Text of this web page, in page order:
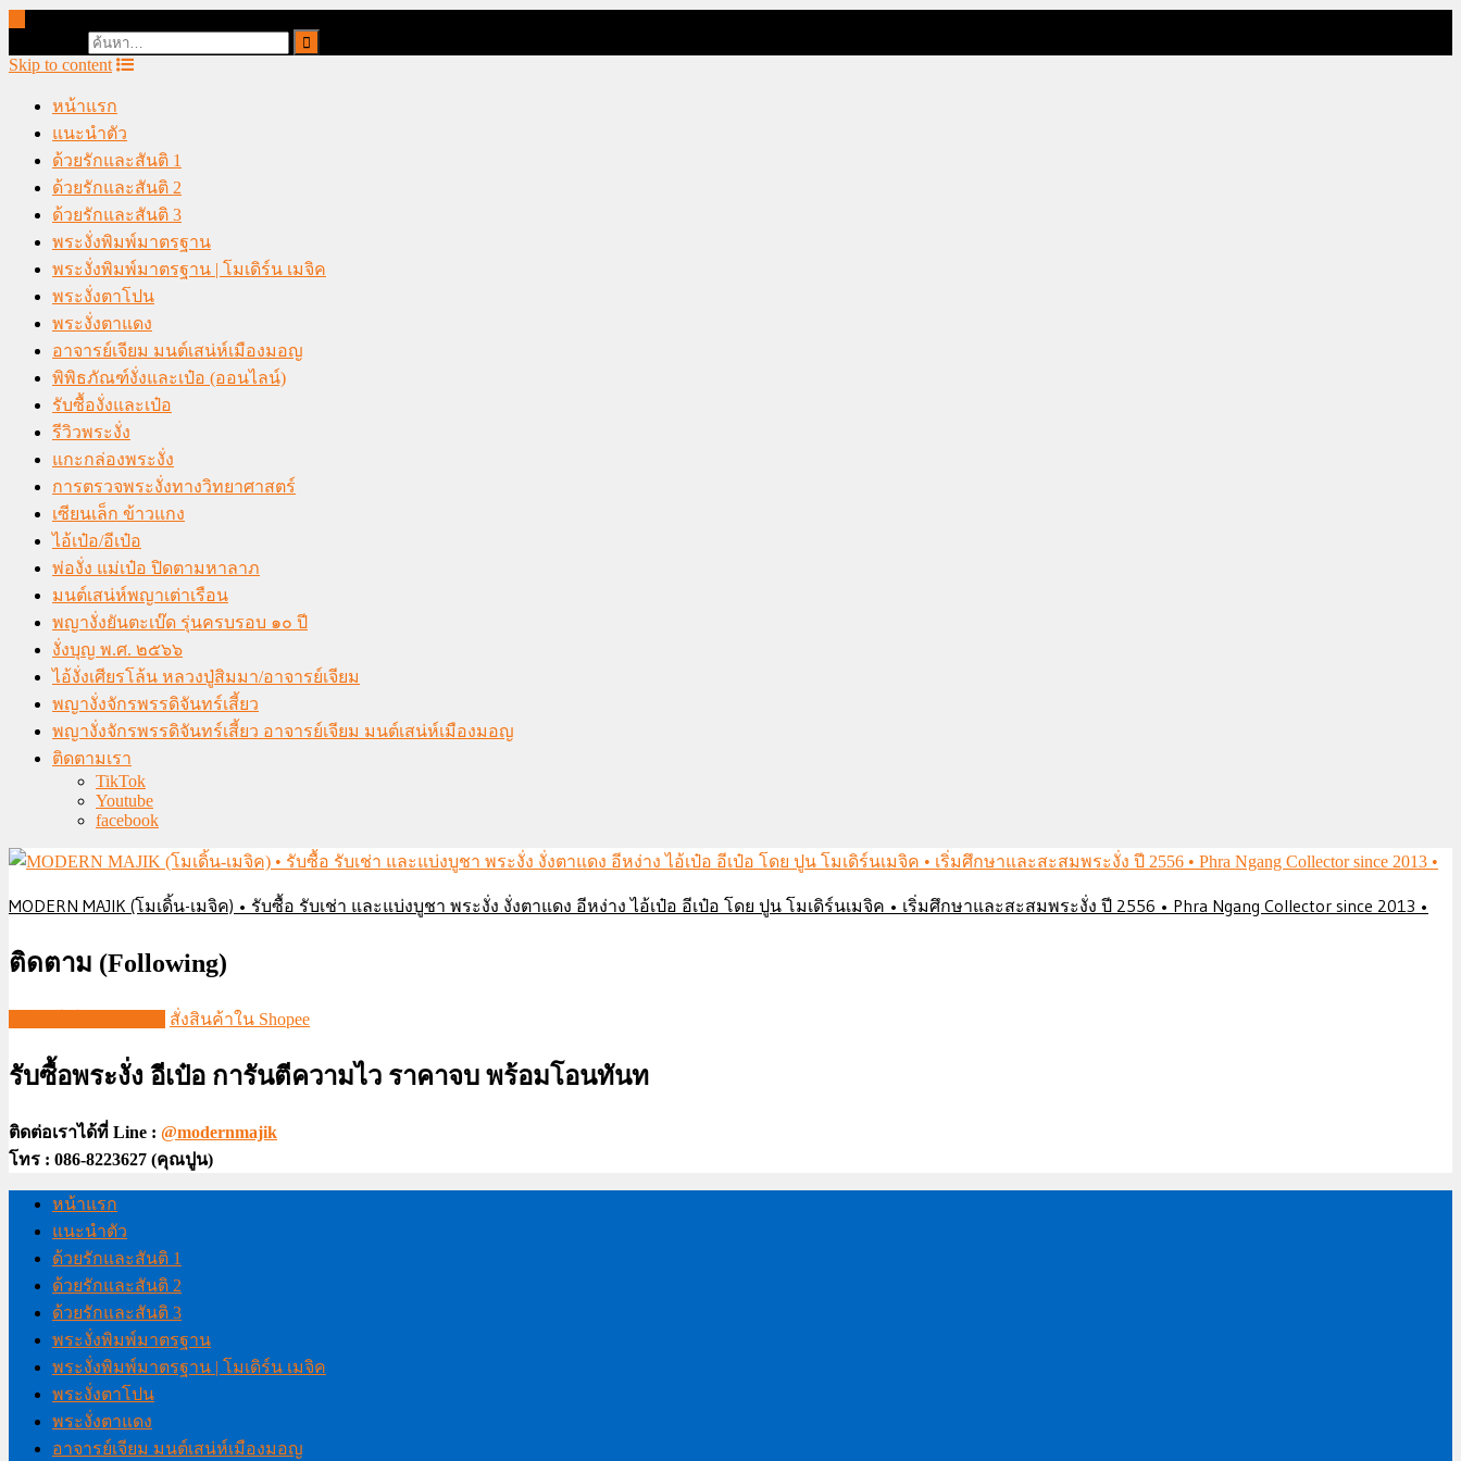
Skip to content
หน้าแรก
แนะนำตัว
ด้วยรักและสันติ 1
ด้วยรักและสันติ 2
ด้วยรักและสันติ 3
พระงั่งพิมพ์มาตรฐาน
พระงั่งพิมพ์มาตรฐาน | โมเดิร์น เมจิค
พระงั่งตาโปน
พระงั่งตาแดง
อาจารย์เจียม มนต์เสน่ห์เมืองมอญ
พิพิธภัณฑ์งั่งและเป๋อ (ออนไลน์)
รับซื้องั่งและเป๋อ
รีวิวพระงั่ง
แกะกล่องพระงั่ง
การตรวจพระงั่งทางวิทยาศาสตร์
เซียนเล็ก ข้าวแกง
ไอ้เป๋อ/อีเป๋อ
พ่องั่ง แม่เป๋อ ปิดตามหาลาภ
มนต์เสน่ห์พญาเต่าเรือน
พญางั่งยันตะเบ๊ด รุ่นครบรอบ ๑๐ ปี
งั่งบุญ พ.ศ. ๒๕๖๖
ไอ้งั่งเศียรโล้น หลวงปู่สิมมา/อาจารย์เจียม
พญางั่งจักรพรรดิจันทร์เสี้ยว
พญางั่งจักรพรรดิจันทร์เสี้ยว อาจารย์เจียม มนต์เสน่ห์เมืองมอญ
ติดตามเรา
TikTok
Youtube
facebook
MODERN MAJIK (โมเดิ้น-เมจิค) • รับซื้อ รับเช่า และแบ่งบูชา พระงั่ง งั่งตาแดง อีหง่าง ไอ้เป๋อ อีเป๋อ โดย ปูน โมเดิร์นเมจิค • เริ่มศึกษาและสะสมพระงั่ง ปี 2556 • Phra Ngang Collector since 2013 •
ติดตาม (Following)
สั่งสินค้าใน Shopee
รับซื้อพระงั่ง อีเป๋อ การันตีความไว ราคาจบ พร้อมโอนทันท
ติดต่อเราได้ที่ Line : @modernmajik
โทร : 086-8223627 (คุณปูน)
หน้าแรก
แนะนำตัว
ด้วยรักและสันติ 1
ด้วยรักและสันติ 2
ด้วยรักและสันติ 3
พระงั่งพิมพ์มาตรฐาน
พระงั่งพิมพ์มาตรฐาน | โมเดิร์น เมจิค
พระงั่งตาโปน
พระงั่งตาแดง
อาจารย์เจียม มนต์เสน่ห์เมืองมอญ